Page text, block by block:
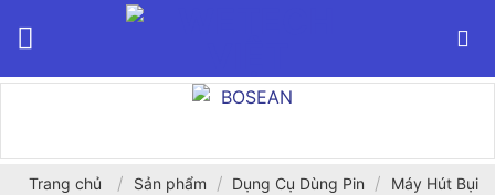
Trang chủ / Sản phẩm / Dụng Cụ Dùng Pin / Máy Hút Bụi